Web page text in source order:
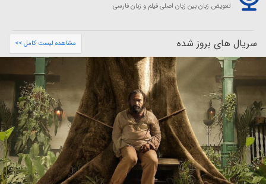
تعویض زبان بین زبان اصلی فیلم و زبان فارسی
سریال های بروز شده مشاهده لیست کامل >>